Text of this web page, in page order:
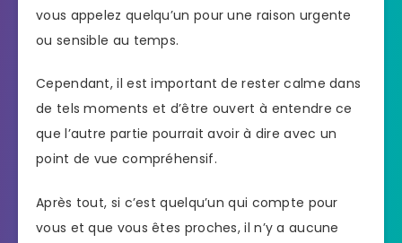
vous appelez quelqu’un pour une raison urgente
ou sensible au temps.
Cependant, il est important de rester calme dans
de tels moments et d’être ouvert à entendre ce
que l’autre partie pourrait avoir à dire avec un
point de vue compréhensif.
Après tout, si c’est quelqu’un qui compte pour
vous et que vous êtes proches, il n’y a aucune